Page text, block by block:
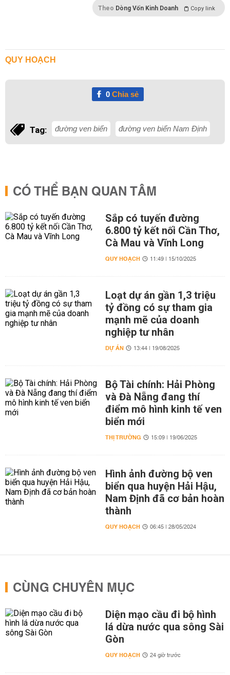
Theo Dòng Vốn Kinh Doanh Copy link
QUY HOẠCH
0Chia sẻ
Tag: đường ven biển đường ven biển Nam Định
CÓ THỂ BẠN QUAN TÂM
Sắp có tuyến đường
6.800 tỷ kết nối Cần Thơ,
Cà Mau và Vĩnh Long
QUY HOẠCH 11:49 | 15/10/2025
Loạt dự án gần 1,3 triệu
tỷ đồng có sự tham gia
mạnh mẽ của doanh
nghiệp tư nhân
DỰ ÁN 13:44 | 19/08/2025
Bộ Tài chính: Hải Phòng
và Đà Nẵng đang thí
điểm mô hình kinh tế ven
biển mới
THỊ TRƯỜNG 15:09 | 19/06/2025
Hình ảnh đường bộ ven
biển qua huyện Hải Hậu,
Nam Định đã cơ bản hoàn
thành
QUY HOẠCH 06:45 | 28/05/2024
CÙNG CHUYÊN MỤC
Diện mạo cầu đi bộ hình
lá dừa nước qua sông Sài
Gòn
QUY HOẠCH 24 giờ trước